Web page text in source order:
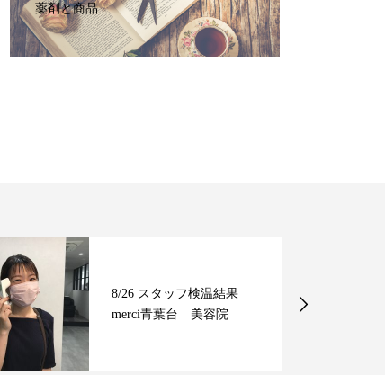
薬剤と商品
8/26 スタッフ検温結果
merci青葉台 美容院